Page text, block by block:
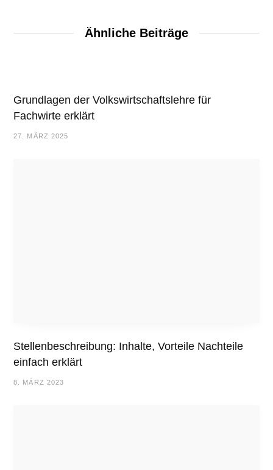
Ähnliche Beiträge
Grundlagen der Volkswirtschaftslehre für
Fachwirte erklärt
27. MÄRZ 2025
Stellenbeschreibung: Inhalte, Vorteile Nachteile
einfach erklärt
8. MÄRZ 2023